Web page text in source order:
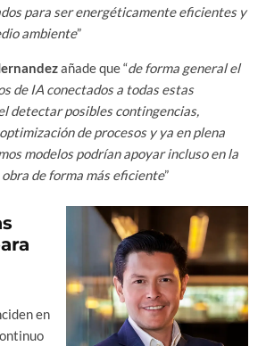
para ser energéticamente eficientes y
ambiente”
añade que “de forma general el
de IA conectados a todas estas
detectar posibles contingencias,
de procesos y ya en plena
modelos podrían apoyar incluso en la
de forma más eficiente”
en